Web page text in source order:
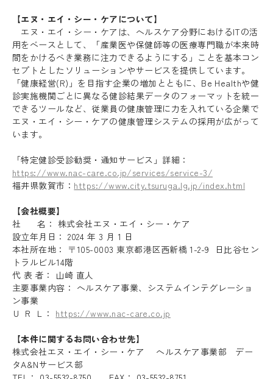
Recruit
Blog
News release
【エヌ・エイ・シー・ケアについて】
エヌ・エイ・シー・ケアは、ヘルスケア分野におけるITの活
用をベースとして、「産業医や保健師等の医療専門職が本来時
間をかけるべき業務に注力できるようにする」ことを基本コン
セプトとしたソリューションやサービスを提供しています。
「健康経営(R)」を目指す企業の増加とともに、Be Healthや健
診実施機関ごとに異なる健診結果データのフォーマットを統一
できるツールなど、従業員の健康管理に力を入れている企業で
エヌ・エイ・シー・ケアの健康管理システムの採用が広がって
います。
「特定健診受診勧奨・通知サービス」詳細：
https://www.nac-care.co.jp/services/service-3/
福井県敦賀市： https://www.city.tsuruga.lg.jp/index.html
【会社概要】
社 名： 株式会社エヌ・エイ・シー・ケア
設立年月日： 2024 年 3 月 1 日
本社所在地： 〒105-0003 東京都港区西新橋 1-2-9 日比谷セン
トラルビル14階
代 表 者： 山崎 直人
主要事業内容： ヘルスケア事業、システムインテグレーショ
ン事業
Ｕ Ｒ Ｌ： https://www.nac-care.co.jp
【本件に関するお問い合わせ先】
株式会社エヌ・エイ・シー・ケア ヘルスケア事業部 デー
タA&Nサービス部